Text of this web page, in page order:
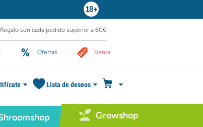
Regalo con cada pedido superior a 60€
Ofertas Venta
Lista de deseos
Growshop